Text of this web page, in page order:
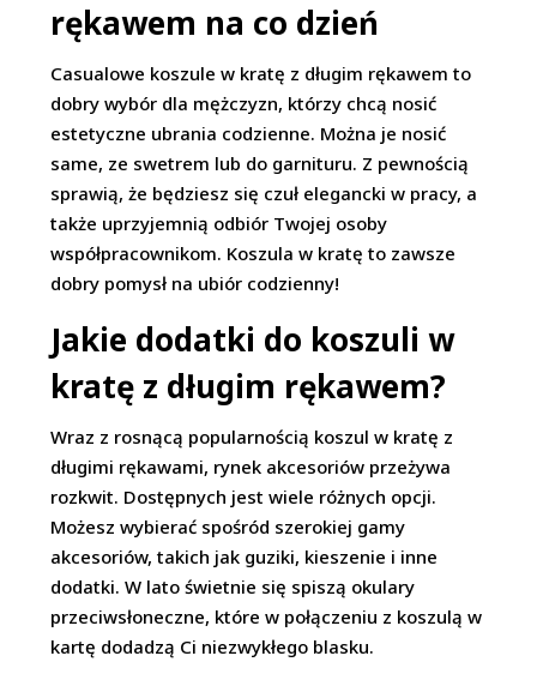
rękawem na co dzień
Casualowe koszule w kratę z długim rękawem to
dobry wybór dla mężczyzn, którzy chcą nosić
estetyczne ubrania codzienne. Można je nosić
same, ze swetrem lub do garnituru. Z pewnością
sprawią, że będziesz się czuł elegancki w pracy, a
także uprzyjemnią odbiór Twojej osoby
współpracownikom. Koszula w kratę to zawsze
dobry pomysł na ubiór codzienny!
Jakie dodatki do koszuli w
kratę z długim rękawem?
Wraz z rosnącą popularnością koszul w kratę z
długimi rękawami, rynek akcesoriów przeżywa
rozkwit. Dostępnych jest wiele różnych opcji.
Możesz wybierać spośród szerokiej gamy
akcesoriów, takich jak guziki, kieszenie i inne
dodatki. W lato świetnie się spiszą okulary
przeciwsłoneczne, które w połączeniu z koszulą w
kartę dodadzą Ci niezwykłego blasku.